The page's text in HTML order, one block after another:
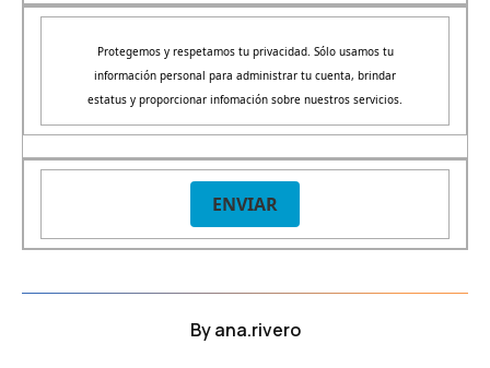
Protegemos y respetamos tu privacidad. Sólo usamos tu
información personal para administrar tu cuenta, brindar
estatus y proporcionar infomación sobre nuestros servicios.
ENVIAR
Byana.rivero